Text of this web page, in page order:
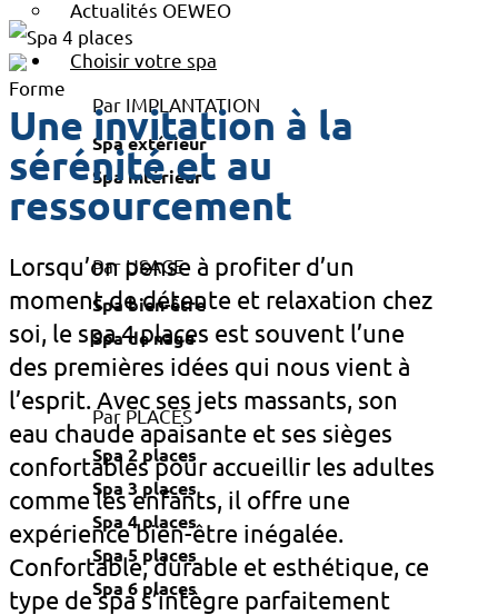
Actualités OEWEO
Choisir votre spa
Par IMPLANTATION
Spa extérieur
Spa intérieur
Par USAGE
Spa bien-être
Spa de nage
Par PLACES
Spa 2 places
Spa 3 places
Spa 4 places
Spa 5 places
Spa 6 places
Une invitation à la
sérénité et au
ressourcement
Lorsqu’on pense à profiter d’un
moment de détente et relaxation chez
soi, le spa 4 places est souvent l’une
des premières idées qui nous vient à
l’esprit. Avec ses jets massants, son
eau chaude apaisante et ses sièges
confortables pour accueillir les adultes
comme les enfants, il offre une
expérience bien-être inégalée.
Confortable, durable et esthétique, ce
type de spa s’intègre parfaitement